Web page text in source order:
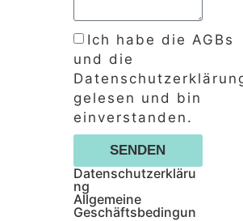
Ich habe die AGBs
und die
gelesen und bin
einverstanden.
SENDEN
Datenschutzerkläru
ng
Allgemeine
Geschäftsbedingun